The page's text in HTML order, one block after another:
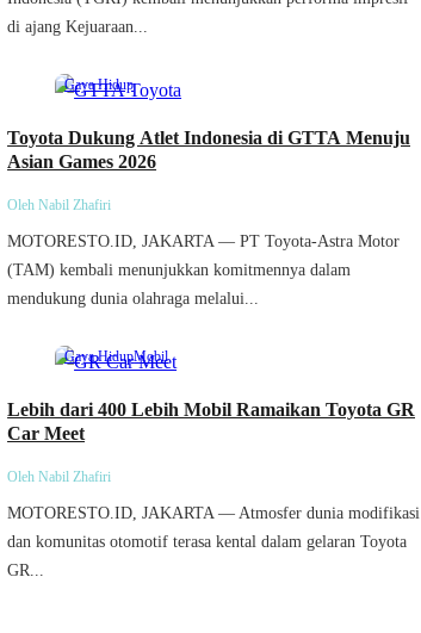
di ajang Kejuaraan...
Gaya Hidup
Toyota Dukung Atlet Indonesia di GTTA Menuju
Asian Games 2026
Oleh Nabil Zhafiri
MOTORESTO.ID, JAKARTA — PT Toyota-Astra Motor
(TAM) kembali menunjukkan komitmennya dalam
mendukung dunia olahraga melalui...
Gaya HidupMobil
Lebih dari 400 Lebih Mobil Ramaikan Toyota GR
Car Meet
Oleh Nabil Zhafiri
MOTORESTO.ID, JAKARTA — Atmosfer dunia modifikasi
dan komunitas otomotif terasa kental dalam gelaran Toyota
GR...